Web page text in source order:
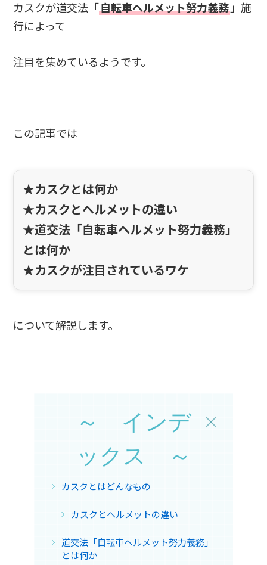
カスクが道交法「自転車ヘルメット努力義務」施
行によって
注目を集めているようです。
この記事では
★カスクとは何か
★カスクとヘルメットの違い
★道交法「自転車ヘルメット努力義務」
とは何か
★カスクが注目されているワケ
について解説します。
～ インデ
ックス ～
カスクとはどんなもの
カスクとヘルメットの違い
道交法「自転車ヘルメット努力義務」
とは何か